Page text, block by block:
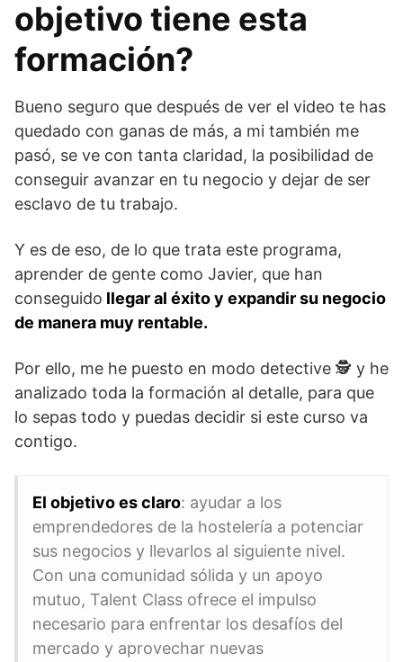
objetivo tiene esta
formación?
Bueno seguro que después de ver el video te has
quedado con ganas de más, a mi también me
pasó, se ve con tanta claridad, la posibilidad de
conseguir avanzar en tu negocio y dejar de ser
esclavo de tu trabajo.
Y es de eso, de lo que trata este programa,
aprender de gente como Javier, que han
conseguido llegar al éxito y expandir su negocio
de manera muy rentable.
Por ello, me he puesto en modo detective 🕵️ y he
analizado toda la formación al detalle, para que
lo sepas todo y puedas decidir si este curso va
contigo.
El objetivo es claro: ayudar a los
emprendedores de la hostelería a potenciar
sus negocios y llevarlos al siguiente nivel.
Con una comunidad sólida y un apoyo
mutuo, Talent Class ofrece el impulso
necesario para enfrentar los desafíos del
mercado y aprovechar nuevas